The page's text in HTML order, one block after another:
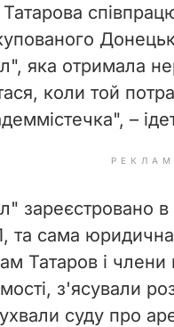
яка отримала
коли той
–
зареєстровано
та сама
Татаров і члени
з'ясували
суду про